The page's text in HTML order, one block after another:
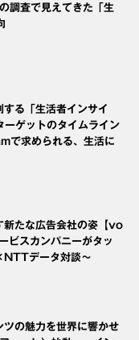
調査で見えてきた「生
る「生活者インサイ
ゲットのタイムライン
で求められる、生活に
新たな広告会社の姿【vo
スカンパニーがタッ
データ対談～
ツの魅力を世界に響かせ